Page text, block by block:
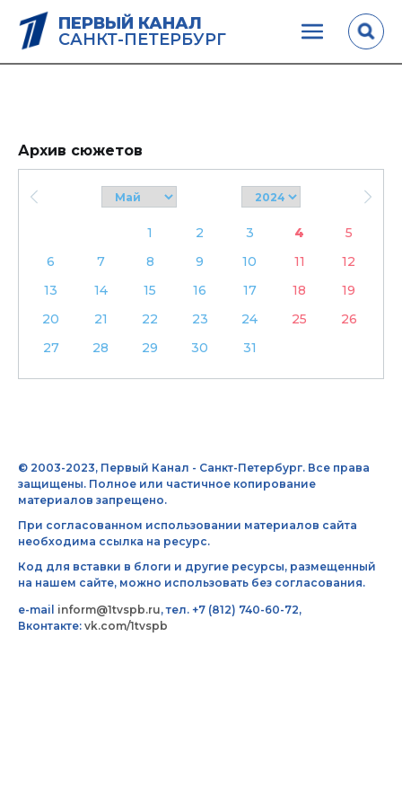
ПЕРВЫЙ КАНАЛ
САНКТ-ПЕТЕРБУРГ
Архив сюжетов
1 2 3 4
5
6
7 8 9 10 11
12
13
14 15 16 17 18
19
20
21 22 23 24 25
26
27
28 29 30 31
© 2003-2023, Первый Канал - Санкт-Петербург. Все права
защищены. Полное или частичное копирование
материалов запрещено.
При согласованном использовании материалов сайта
необходима ссылка на ресурс.
Код для вставки в блоги и другие ресурсы, размещенный
на нашем сайте, можно использовать без согласования.
e-mail inform@1tvspb.ru, тел. +7 (812) 740-60-72,
Вконтакте: vk.com/1tvspb